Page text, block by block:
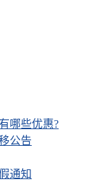
哪些优惠?
公告
通知